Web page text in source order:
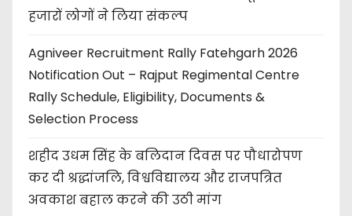
हजारों लोगों ने लिया संकल्प
Agniveer Recruitment Rally Fatehgarh 2026
Notification Out – Rajput Regimental Centre
Rally Schedule, Eligibility, Documents &
Selection Process
शहीद उधम सिंह के बलिदान दिवस पर पौधारोपण
कर दी श्रद्धांजलि, विश्वविद्यालय और राजपत्रित
अवकाश बहाल करने की उठी मांग